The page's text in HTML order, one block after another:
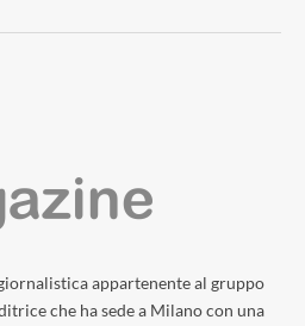
appartenente al gruppo
che ha sede a Milano con una